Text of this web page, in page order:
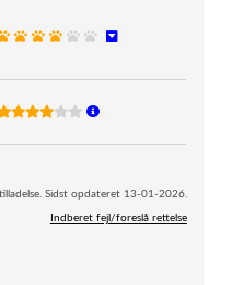
Sidst opdateret 13-01-2026.
Indberet fejl/foreslå rettelse